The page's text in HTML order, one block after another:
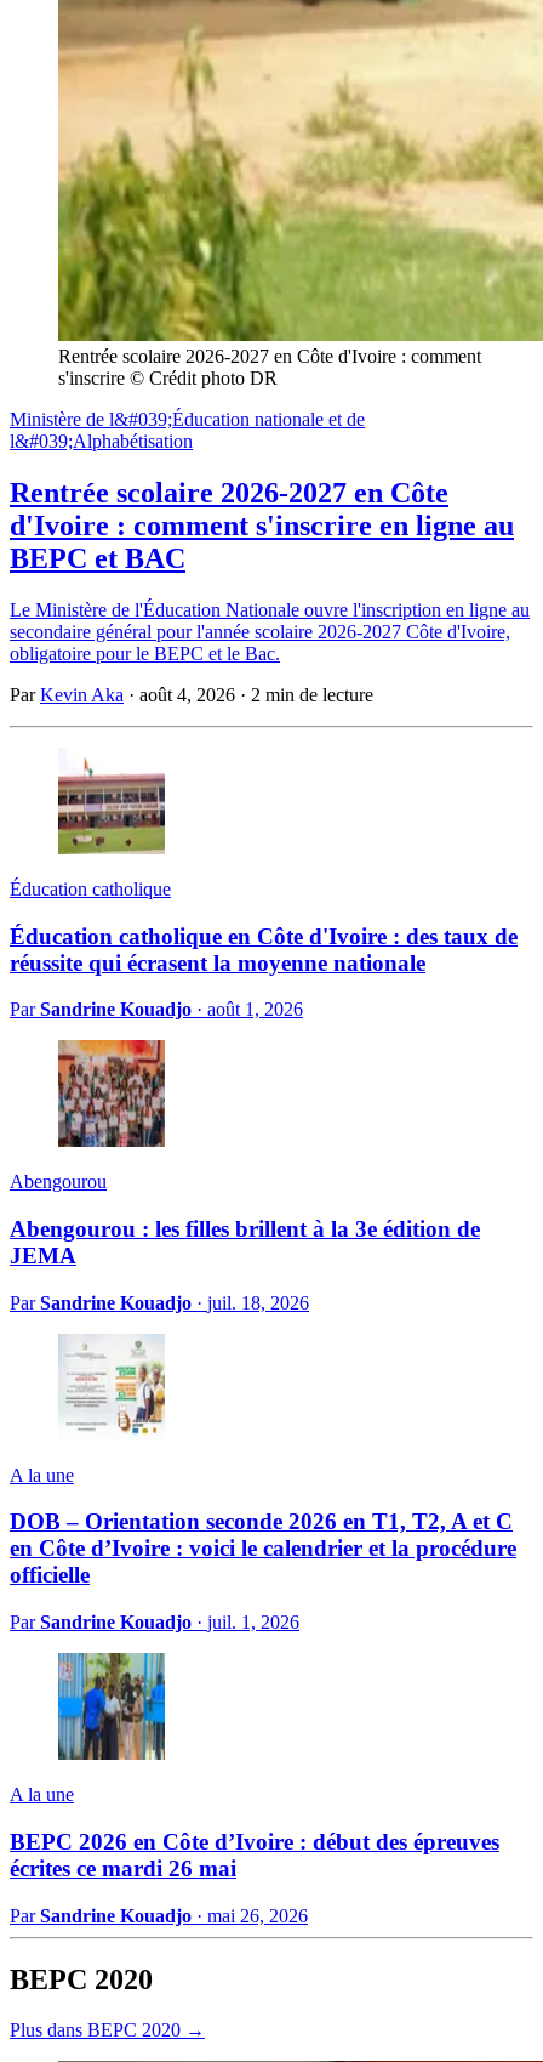
Rentrée scolaire 2026-2027 en Côte d'Ivoire : comment
s'inscrire © Crédit photo DR
Ministère de l&#039;Éducation nationale et de
l&#039;Alphabétisation
Rentrée scolaire 2026-2027 en Côte
d'Ivoire : comment s'inscrire en ligne au
BEPC et BAC
Le Ministère de l'Éducation Nationale ouvre l'inscription en ligne au
secondaire général pour l'année scolaire 2026-2027 Côte d'Ivoire,
obligatoire pour le BEPC et le Bac.
ParKevin Aka · août 4, 2026 · 2 min de lecture
Éducation catholique
Éducation catholique en Côte d'Ivoire : des taux de
réussite qui écrasent la moyenne nationale
ParSandrine Kouadjo · août 1, 2026
Abengourou
Abengourou : les filles brillent à la 3e édition de
JEMA
ParSandrine Kouadjo · juil. 18, 2026
A la une
DOB – Orientation seconde 2026 en T1, T2, A et C
en Côte d’Ivoire : voici le calendrier et la procédure
officielle
ParSandrine Kouadjo · juil. 1, 2026
A la une
BEPC 2026 en Côte d’Ivoire : début des épreuves
écrites ce mardi 26 mai
ParSandrine Kouadjo · mai 26, 2026
BEPC 2020
Plus dans BEPC 2020 →